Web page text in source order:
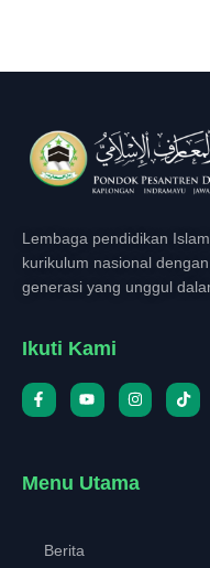
Lembaga pendidikan
kurikulum nasional
generasi yang unggul
Ikuti Kami
Menu Utama
Berita